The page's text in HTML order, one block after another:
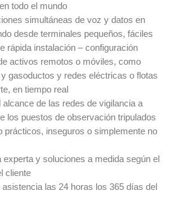
todo el mundo
simultáneas de voz y datos en
desde terminales pequeños, fáciles
rápida instalación – configuración
activos remotos o móviles, como
gasoductos y redes eléctricas o flotas
en tiempo real
alcance de las redes de vigilancia a
los puestos de observación tripulados
prácticos, inseguros o simplemente no
experta y soluciones a medida según el
cliente
las 24 horas los 365 días del